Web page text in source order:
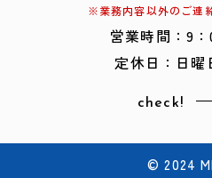
※業務内容以外のご連
営業時間：9
定休日：日曜
check!
© 2024